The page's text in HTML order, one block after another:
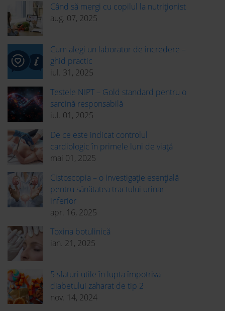
Când să mergi cu copilul la nutriționist
aug. 07, 2025
Cum alegi un laborator de incredere –
ghid practic
iul. 31, 2025
Testele NIPT – Gold standard pentru o
sarcină responsabilă
iul. 01, 2025
De ce este indicat controlul
cardiologic în primele luni de viață
mai 01, 2025
Cistoscopia – o investigație esențială
pentru sănătatea tractului urinar
inferior
apr. 16, 2025
Toxina botulinică
ian. 21, 2025
5 sfaturi utile în lupta împotriva
diabetului zaharat de tip 2
nov. 14, 2024